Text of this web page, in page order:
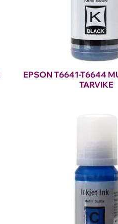
EPSON T6641-T6644
TARVIKE